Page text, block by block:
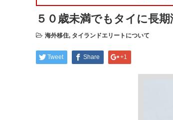
５０歳未満でもタイに長
海外移住, タイランドエリートについて
Tweet Share +1